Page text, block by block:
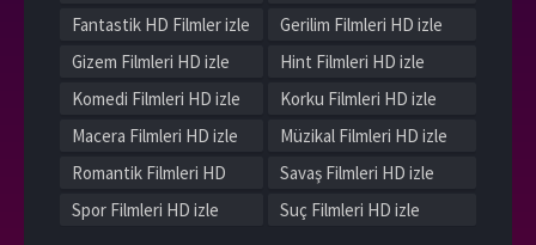
izle
Fantastik HD Filmler izle
Gerilim Filmleri HD izle
Gizem Filmleri HD izle
Hint Filmleri HD izle
Komedi Filmleri HD izle
Korku Filmleri HD izle
Macera Filmleri HD izle
Müzikal Filmleri HD izle
Romantik Filmleri HD
izle
Savaş Filmleri HD izle
Spor Filmleri HD izle
Suç Filmleri HD izle